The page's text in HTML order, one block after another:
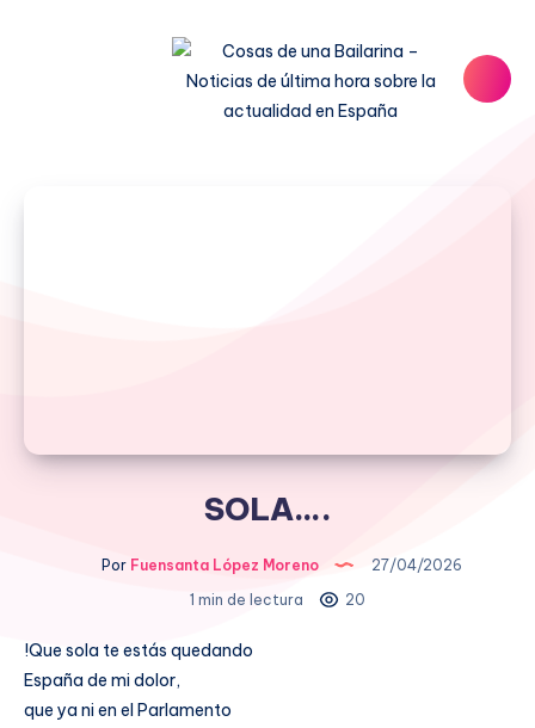
SOLA….
PorFuensanta López Moreno
27/04/2026
1 min de lectura
20
!Que sola te estás quedando
España de mi dolor,
que ya ni en el Parlamento